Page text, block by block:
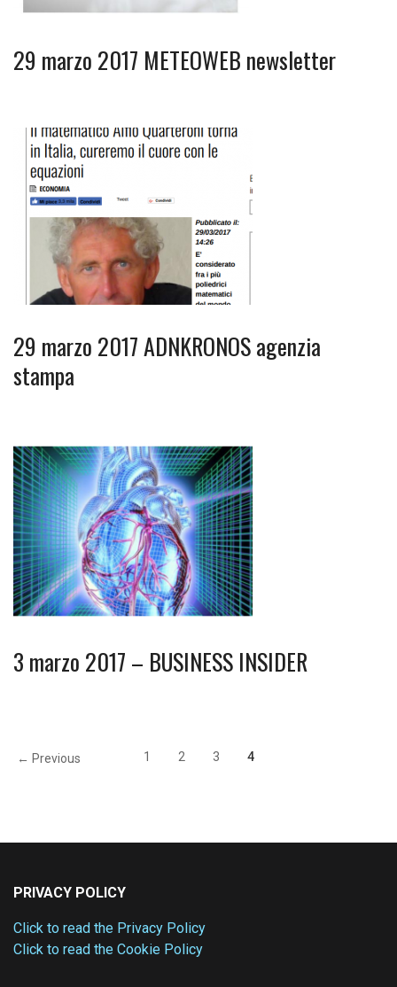
29 marzo 2017 METEOWEB newsletter
29 marzo 2017 ADNKRONOS agenzia
stampa
3 marzo 2017 – BUSINESS INSIDER
← Previous 1 2 3 4
PRIVACY POLICY
Click to read the Privacy Policy
Click to read the Cookie Policy